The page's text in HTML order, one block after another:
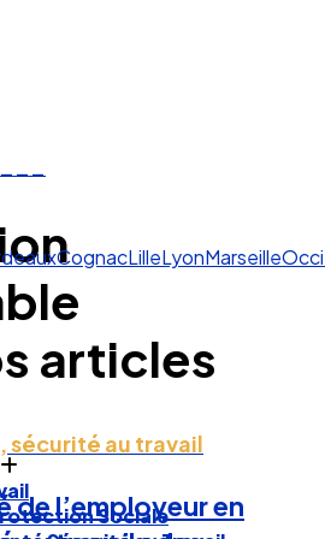
CognacLilleLyonMarseille
Sociale
articles
sécurité au travail
de l’employeur en